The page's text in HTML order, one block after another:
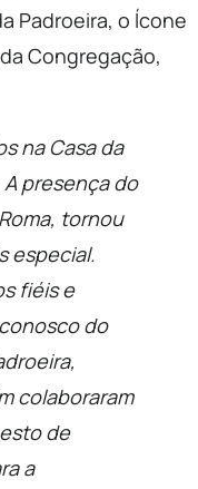
Padroeira, o Ícone
Congregação,
na Casa da
presença do
tornou
especial.
fiéis e
do
colaboraram
de
a